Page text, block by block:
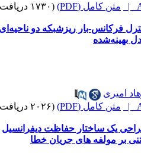
متن کامل (PDF) (۱۷۳۰ دریافت)
فرکانس-بار ریزشبکه دو ناحیه‌ای
بهینه‌شده
امیری
متن کامل (PDF) (۲۰۲۶ دریافت)
یک ساختار حفاظت دیفرانسیل